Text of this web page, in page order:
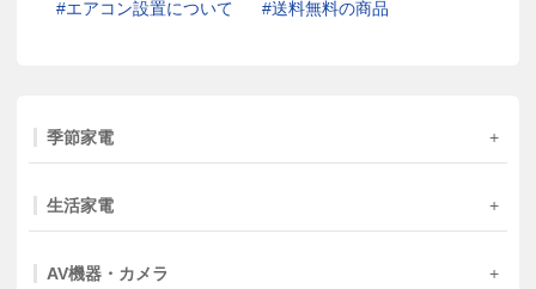
エアコン設置について
送料無料の商品
季節家電
生活家電
AV機器・カメラ